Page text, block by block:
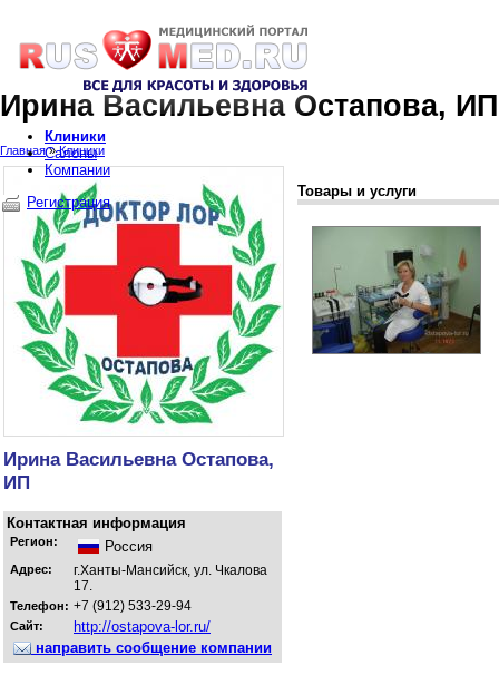
Ирина Васильевна Остапова, ИП
Главная»Клиники
Ирина Васильевна Остапова,
ИП
Контактная информация
Регион: Россия
Адрес:
г.Ханты-Мансийск, ул. Чкалова
17.
Телефон: +7 (912) 533-29-94
Сайт:
http://ostapova-lor.ru/
направить сообщение компании
Товары и услуги
Клиники
Салоны
Компании
Регистрация